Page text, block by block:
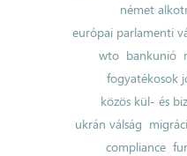
német
európai parlamenti
wto bankunió
fogyatékosok
közös kül- és
ukrán válság
compliance